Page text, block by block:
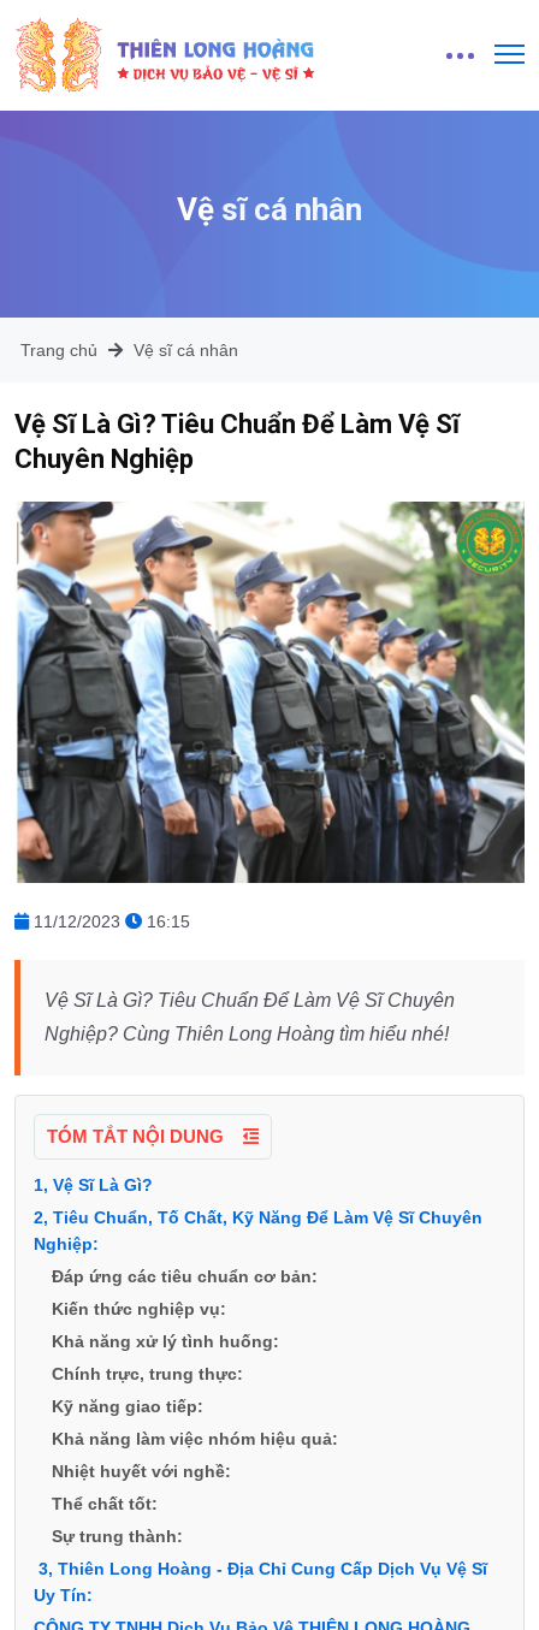
Vệ sĩ cá nhân
Trang chủ Vệ sĩ cá nhân
Vệ Sĩ Là Gì? Tiêu Chuẩn Để Làm Vệ Sĩ
Chuyên Nghiệp
11/12/2023 16:15
Vệ Sĩ Là Gì? Tiêu Chuẩn Để Làm Vệ Sĩ Chuyên
Nghiệp? Cùng Thiên Long Hoàng tìm hiểu nhé!
TÓM TẮT NỘI DUNG
1, Vệ Sĩ Là Gì?
2, Tiêu Chuẩn, Tố Chất, Kỹ Năng Để Làm Vệ Sĩ Chuyên
Nghiệp:
Đáp ứng các tiêu chuẩn cơ bản:
Kiến thức nghiệp vụ:
Khả năng xử lý tình huống:
Chính trực, trung thực:
Kỹ năng giao tiếp:
Khả năng làm việc nhóm hiệu quả:
Nhiệt huyết với nghề:
Thể chất tốt:
Sự trung thành:
3, Thiên Long Hoàng - Địa Chỉ Cung Cấp Dịch Vụ Vệ Sĩ
Uy Tín: